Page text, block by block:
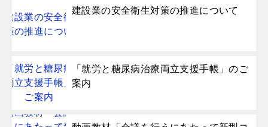
建設業の安全衛生対策の推進について
「就労と糖尿病治療両立支援手帳」のご
案内